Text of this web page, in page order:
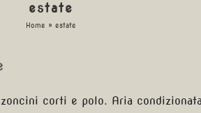
estate
Home » estate
corti e polo. Aria